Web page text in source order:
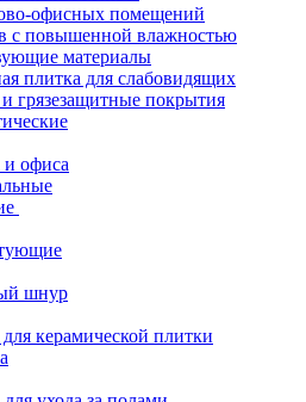
офисных помещений
с повышенной влажностью
материалы
плитка для слабовидящих
грязезащитные покрытия
офиса
шнур
керамической плитки